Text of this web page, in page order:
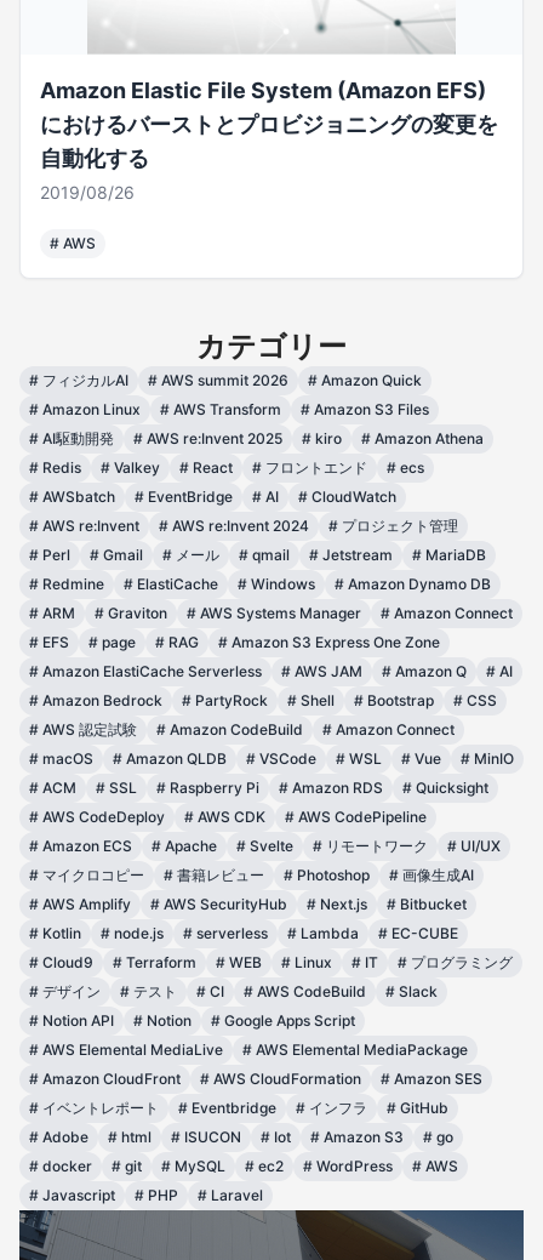
Amazon Elastic File System (Amazon EFS)
におけるバーストとプロビジョニングの変更を
自動化する
2019/08/26
# AWS
カテゴリー
# フィジカルAI # AWS summit 2026 # Amazon Quick
# Amazon Linux # AWS Transform # Amazon S3 Files
# AI駆動開発 # AWS re:Invent 2025 # kiro # Amazon Athena
# Redis # Valkey # React # フロントエンド # ecs
# AWSbatch # EventBridge # AI # CloudWatch
# AWS re:Invent # AWS re:Invent 2024 # プロジェクト管理
# Perl # Gmail # メール # qmail # Jetstream # MariaDB
# Redmine # ElastiCache # Windows # Amazon Dynamo DB
# ARM # Graviton # AWS Systems Manager # Amazon Connect
# EFS # page # RAG # Amazon S3 Express One Zone
# Amazon ElastiCache Serverless # AWS JAM # Amazon Q # AI
# Amazon Bedrock # PartyRock # Shell # Bootstrap # CSS
# AWS 認定試験 # Amazon CodeBuild # Amazon Connect
# macOS # Amazon QLDB # VSCode # WSL # Vue # MinIO
# ACM # SSL # Raspberry Pi # Amazon RDS # Quicksight
# AWS CodeDeploy # AWS CDK # AWS CodePipeline
# Amazon ECS # Apache # Svelte # リモートワーク # UI/UX
# マイクロコピー # 書籍レビュー # Photoshop # 画像生成AI
# AWS Amplify # AWS SecurityHub # Next.js # Bitbucket
# Kotlin # node.js # serverless # Lambda # EC-CUBE
# Cloud9 # Terraform # WEB # Linux # IT # プログラミング
# デザイン # テスト # CI # AWS CodeBuild # Slack
# Notion API # Notion # Google Apps Script
# AWS Elemental MediaLive # AWS Elemental MediaPackage
# Amazon CloudFront # AWS CloudFormation # Amazon SES
# イベントレポート # Eventbridge # インフラ # GitHub
# Adobe # html # ISUCON # Iot # Amazon S3 # go
# docker # git # MySQL # ec2 # WordPress # AWS
# Javascript # PHP # Laravel